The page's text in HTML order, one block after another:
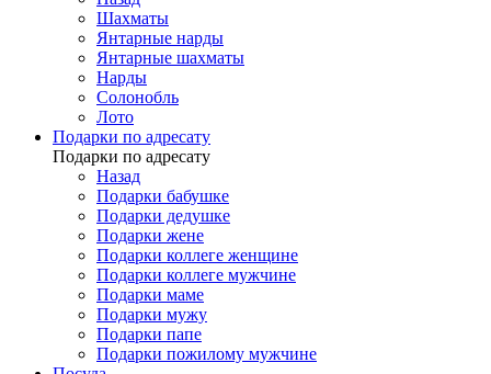
Шахматы
Янтарные нарды
Янтарные шахматы
Нарды
Солонобль
Лото
Подарки по адресату
Подарки по адресату
Назад
Подарки бабушке
Подарки дедушке
Подарки жене
Подарки коллеге женщине
Подарки коллеге мужчине
Подарки маме
Подарки мужу
Подарки папе
Подарки пожилому мужчине